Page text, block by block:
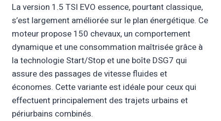
La version 1.5 TSI EVO essence, pourtant classique,
s’est largement améliorée sur le plan énergétique. Ce
moteur propose 150 chevaux, un comportement
dynamique et une consommation maîtrisée grâce à
la technologie Start/Stop et une boîte DSG7 qui
assure des passages de vitesse fluides et
économes. Cette variante est idéale pour ceux qui
effectuent principalement des trajets urbains et
périurbains combinés.